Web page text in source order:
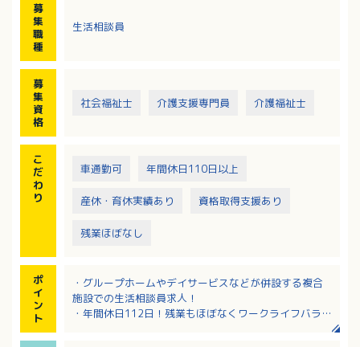
・介護業務 等
募
集
職
種
生活相談員
募
集
資
格
社会福祉士 介護支援専門員 介護福祉士
こ
だ
わ
り
車通勤可 年間休日110日以上
産休・育休実績あり 資格取得支援あり
残業ほぼなし
ポ
イ
ン
ト
・グループホームやデイサービスなどが併設する複合
施設での生活相談員求人！
・年間休日112日！残業もほぼなくワークライフバラン